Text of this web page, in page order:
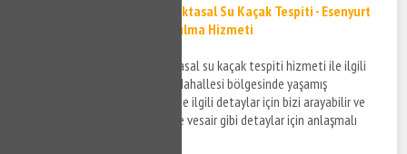
Esenyurt Fatih Mahallesi Noktasal Su Kaçak Tespiti - Esenyurt
Fatih Mahallesi Su Kaçak Bulma Hizmeti
Esenyurt Fatih Mahallesi noktasal su kaçak tespiti hizmeti ile ilgili
bilgi almak ve Esenyurt Fatih Mahallesi bölgesinde yaşamış
olduğunuz su kaçak sorunları ile ilgili detaylar için bizi arayabilir ve
hizmet koşulları, ücretlendirme vesair gibi detaylar için anlaşmalı